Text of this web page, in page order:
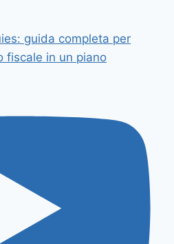
guida completa per
fiscale in un piano